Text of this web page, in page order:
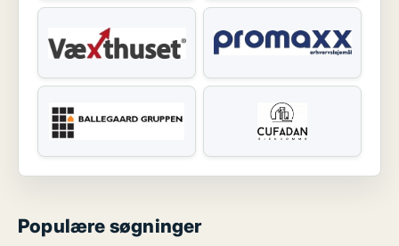
Populære søgninger